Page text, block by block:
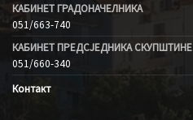
КАБИНЕТ ГРАДОНАЧЕЛНИКА
051/663-740
КАБИНЕТ ПРЕДСЈЕДНИКА СКУПШТИНЕ
051/660-340
Контакт